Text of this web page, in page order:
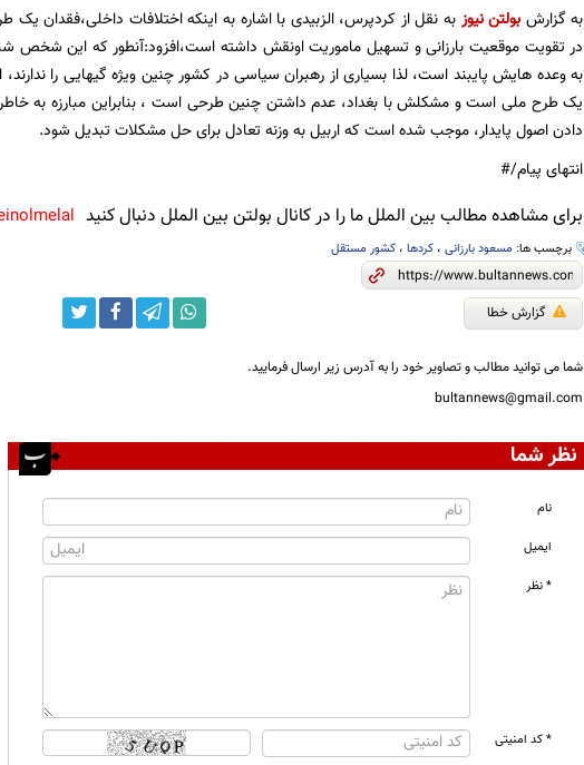
به گزارش بولتن نیوز به نقل از کردپرس، الزبیدی با اشاره به اینکه اختلافات داخلی،فقدان
در تقویت موقعیت بارزانی و تسهیل ماموریت اونقش داشته است،افزود:آنطور که این شخص
به وعده هایش پایبند است، لذا بسیاری از رهبران سیاسی در کشور چنین ویژه گیهایی را
یک طرح ملی است و مشکلش با بغداد، عدم داشتن چنین طرحی است ، بنابراین مبارزه به
دادن اصول پایدار، موجب شده است که اربیل به وزنه تعادل برای حل مشکلات تبدیل شود.
انتهای پیام/#
برای مشاهده مطالب بین الملل ما را در کانال بولتن بین الملل دنبال کنید
برچسب ها: مسعود بارزانی، کردها، کشور مستقل
گزارش خطا
شما می توانید مطالب و تصاویر خود را به آدرس زیر ارسال فرمایید.
bultannews@gmail.com
نظر شما
نام
ایمیل
* نظر
* کد امنیتی